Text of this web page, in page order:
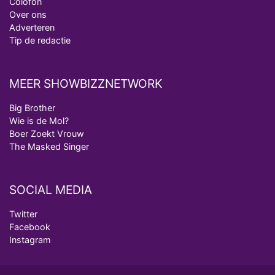
Over ons
Adverteren
Tip de redactie
MEER SHOWBIZZNETWORK
Big Brother
Wie is de Mol?
Boer Zoekt Vrouw
The Masked Singer
SOCIAL MEDIA
Twitter
Facebook
Instagram